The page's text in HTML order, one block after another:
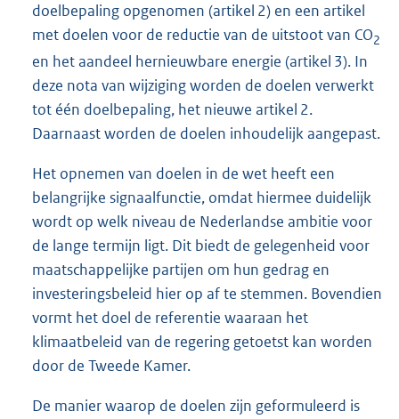
doelbepaling opgenomen (artikel 2) en een artikel
met doelen voor de reductie van de uitstoot van CO2
en het aandeel hernieuwbare energie (artikel 3). In
deze nota van wijziging worden de doelen verwerkt
tot één doelbepaling, het nieuwe artikel 2.
Daarnaast worden de doelen inhoudelijk aangepast.
Het opnemen van doelen in de wet heeft een
belangrijke signaalfunctie, omdat hiermee duidelijk
wordt op welk niveau de Nederlandse ambitie voor
de lange termijn ligt. Dit biedt de gelegenheid voor
maatschappelijke partijen om hun gedrag en
investeringsbeleid hier op af te stemmen. Bovendien
vormt het doel de referentie waaraan het
klimaatbeleid van de regering getoetst kan worden
door de Tweede Kamer.
De manier waarop de doelen zijn geformuleerd is